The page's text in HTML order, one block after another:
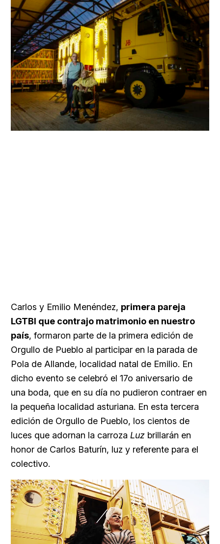
Carlos y Emilio Menéndez, primera pareja
LGTBI que contrajo matrimonio en nuestro
país, formaron parte de la primera edición de
Orgullo de Pueblo al participar en la parada de
Pola de Allande, localidad natal de Emilio. En
dicho evento se celebró el 17o aniversario de
una boda, que en su día no pudieron contraer en
la pequeña localidad asturiana. En esta tercera
edición de Orgullo de Pueblo, los cientos de
luces que adornan la carroza Luz brillarán en
honor de Carlos Baturín, luz y referente para el
colectivo.